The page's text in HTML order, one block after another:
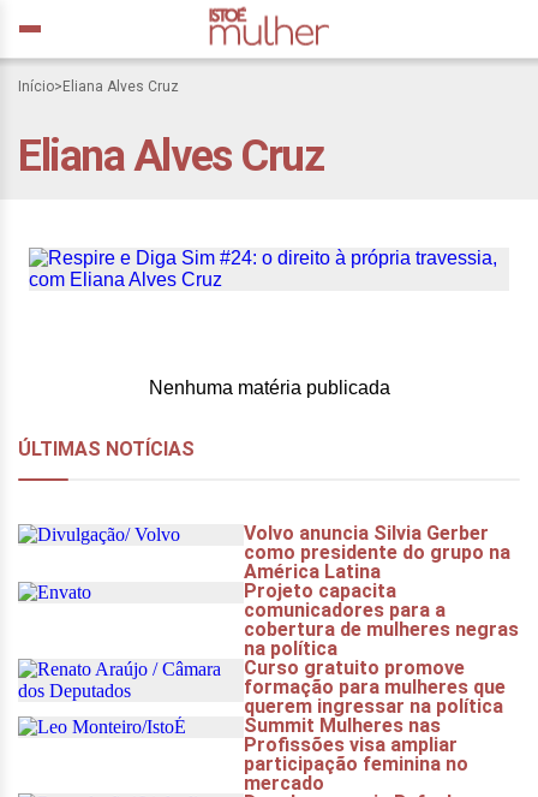
Início> Eliana Alves Cruz
Eliana Alves Cruz
Respire e Diga Sim #24: o
Nenhuma matéria publicada